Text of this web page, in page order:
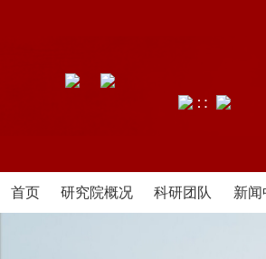
∷
首页 研究院概况 科研团队 新闻